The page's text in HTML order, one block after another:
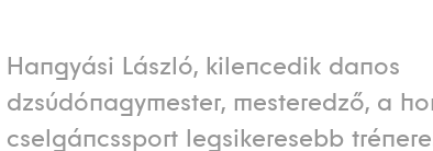
Hangyási László, kilencedik danos
dzsúdónagymester, mesteredző, a
cselgáncssport legsikeresebb